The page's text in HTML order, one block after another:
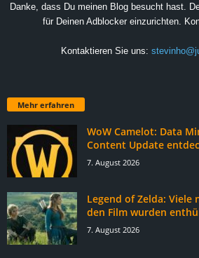
Danke, dass Du meinen Blog besucht hast.
für Deinen Adblocker einzurichten.
Kontaktieren Sie uns:
Mehr erfahren
WoW Camelot: Data
Content Update
7. August 2026
Legend of Zelda: Viele
den Film wurden
7. August 2026